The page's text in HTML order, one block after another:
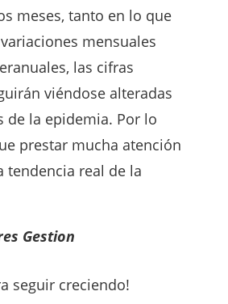
meses, tanto en lo que
mensuales
las cifras
viéndose alteradas
de la epidemia. Por lo
prestar mucha atención
tendencia real de la
Gestion
seguir creciendo!